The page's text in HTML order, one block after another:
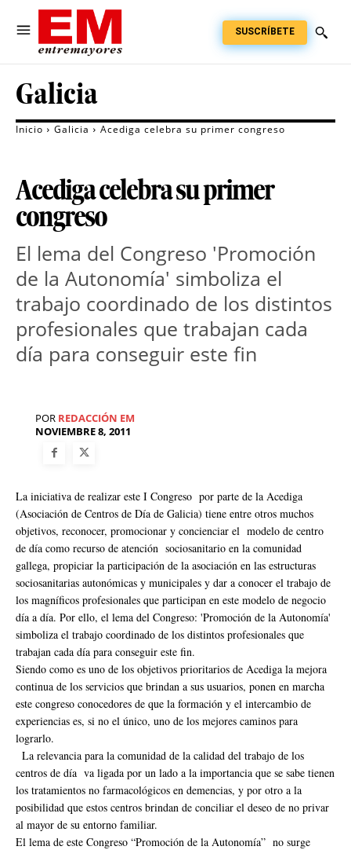
SUSCRÍBETE
Galicia
Inicio Galicia Acediga celebra su primer congreso
Acediga celebra su primer
congreso
El lema del Congreso 'Promoción
de la Autonomía' simboliza el
trabajo coordinado de los distintos
profesionales que trabajan cada
día para conseguir este fin
POR REDACCIÓN EM
NOVIEMBRE 8, 2011
La iniciativa de realizar este I Congreso por parte de la Acediga
(Asociación de Centros de Día de Galicia) tiene entre otros muchos
objetivos, reconocer, promocionar y concienciar el modelo de centro
de día como recurso de atención sociosanitario en la comunidad
gallega, propiciar la participación de la asociación en las estructuras
sociosanitarias autonómicas y municipales y dar a conocer el trabajo de
los magníficos profesionales que participan en este modelo de negocio
día a día. Por ello, el lema del Congreso: 'Promoción de la Autonomía'
simboliza el trabajo coordinado de los distintos profesionales que
trabajan cada día para conseguir este fin.
Siendo como es uno de los objetivos prioritarios de Acediga la mejora
continua de los servicios que brindan a sus usuarios, ponen en marcha
este congreso conocedores de que la formación y el intercambio de
experiencias es, si no el único, uno de los mejores caminos para
lograrlo.
La relevancia para la comunidad de la calidad del trabajo de los
centros de día va ligada por un lado a la importancia que se sabe tienen
los tratamientos no farmacológicos en demencias, y por otro a la
posibilidad que estos centros brindan de conciliar el deseo de no privar
al mayor de su entorno familiar.
El lema de este Congreso “Promoción de la Autonomía” no surge